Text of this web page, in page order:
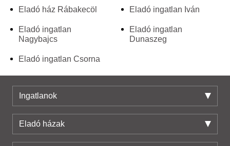
Eladó ház Rábakecöl
Eladó ingatlan
Nagybajcs
Eladó ingatlan Csorna
Eladó ingatlan Iván
Eladó ingatlan
Dunaszeg
Ingatlanok
Eladó házak